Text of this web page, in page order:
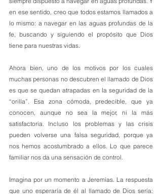
en ese sentido, creo que todos estamos llamados a
lo mismo: a navegar en las aguas profundas de la
fe, buscando y siguiendo el propósito que Dios
tiene para nuestras vidas.
Ahora bien, uno de los motivos por los cuales
muchas personas no descubren el llamado de Dios
es que se quedan atrapadas en la seguridad de la
“orilla”. Esa zona cómoda, predecible, que ya
conocen, aunque no sea la mejor, ni la más
satisfactoria. Incluso los problemas y las crisis
pueden volverse una falsa seguridad, porque ya
nos hemos acostumbrado a ellos. Lo que parece
familiar nos da una sensación de control.
Imagina por un momento a Jeremías. La respuesta